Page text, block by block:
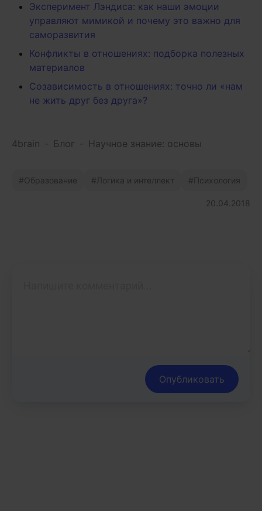
Эксперимент Лэндиса: как наши эмоции
управляют мимикой и почему это важно для
саморазвития
Конфликты в отношениях: подборка полезных
материалов
Созависимость в отношениях: точно ли «нам
не жить друг без друга»?
4brain Блог Научное знание: основы
Образование Логика и интеллект Психология
20.04.2018
Опубликовать